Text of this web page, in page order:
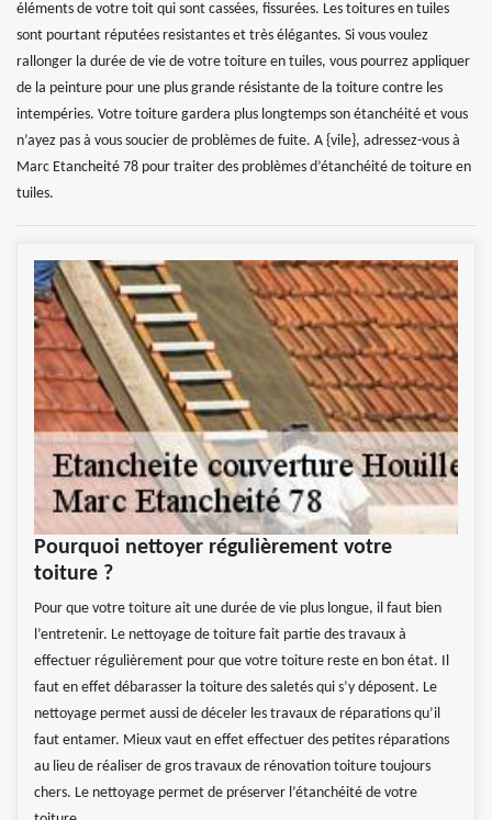
éléments de votre toit qui sont cassées, fissurées. Les toitures en tuiles
sont pourtant réputées resistantes et très élégantes. Si vous voulez
rallonger la durée de vie de votre toiture en tuiles, vous pourrez appliquer
de la peinture pour une plus grande résistante de la toiture contre les
intempéries. Votre toiture gardera plus longtemps son étanchéité et vous
n’ayez pas à vous soucier de problèmes de fuite. A {vile}, adressez-vous à
Marc Etancheité 78 pour traiter des problèmes d’étanchéité de toiture en
tuiles.
Pourquoi nettoyer régulièrement votre
toiture ?
Pour que votre toiture ait une durée de vie plus longue, il faut bien
l’entretenir. Le nettoyage de toiture fait partie des travaux à
effectuer régulièrement pour que votre toiture reste en bon état. Il
faut en effet débarasser la toiture des saletés qui s’y déposent. Le
nettoyage permet aussi de déceler les travaux de réparations qu’il
faut entamer. Mieux vaut en effet effectuer des petites réparations
au lieu de réaliser de gros travaux de rénovation toiture toujours
chers. Le nettoyage permet de préserver l’étanchéité de votre